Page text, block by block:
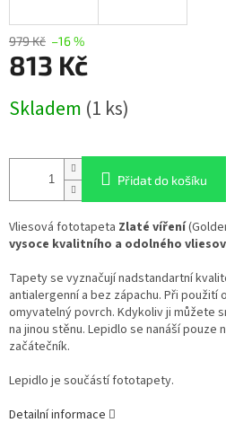
979 Kč –16 %
813 Kč
cena:
Skladem (1 ks)
Přidat do košíku
Vliesová fototapeta Zlaté víření
vysoce kvalitního a odolného
Tapety se vyznačují nadstandartní
antialergenní a bez zápachu. Při použití
omyvatelný povrch. Kdykoliv ji můžete
na jinou stěnu. Lepidlo se nanáší pouze
začátečník.
Lepidlo je součástí fototapety.
Detailní informace